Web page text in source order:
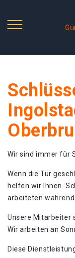
Wir sind immer für
Wenn die Tür
helfen wir Ihnen.
arbeiteten während
Unsere Mitarbeiter
Wir arbeiten an
Diese